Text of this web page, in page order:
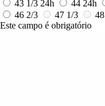
43 1/3 24h 44 24h
46 2/3
47 1/3 48
Este campo é obrigatório